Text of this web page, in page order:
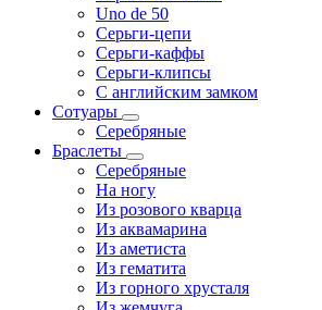
Uno de 50
Серьги-цепи
Серьги-каффы
Серьги-клипсы
С английским замком
Сотуары
Серебряные
Браслеты
Серебряные
На ногу
Из розового кварца
Из аквамарина
Из аметиста
Из гематита
Из горного хрусталя